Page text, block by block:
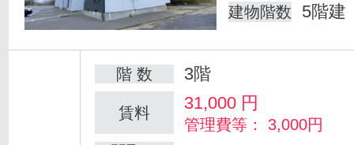
建物階数 5階建
階 数 3階
賃料 31,000 円
管理費等： 3,000円